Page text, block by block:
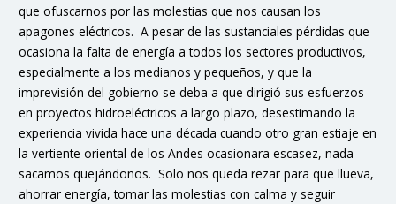
que ofuscarnos por las molestias que nos causan los
apagones eléctricos. A pesar de las sustanciales pérdidas que
ocasiona la falta de energía a todos los sectores productivos,
especialmente a los medianos y pequeños, y que la
imprevisión del gobierno se deba a que dirigió sus esfuerzos
en proyectos hidroeléctricos a largo plazo, desestimando la
experiencia vivida hace una década cuando otro gran estiaje en
la vertiente oriental de los Andes ocasionara escasez, nada
sacamos quejándonos. Solo nos queda rezar para que llueva,
ahorrar energía, tomar las molestias con calma y seguir